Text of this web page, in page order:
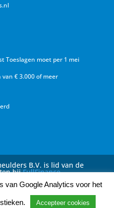
Toeslagen moet per 1 mei
€ 3.000 of meer
B.V. is lid van de
bijFullFinance.
van Google Analytics voor het
Accepteer cookies